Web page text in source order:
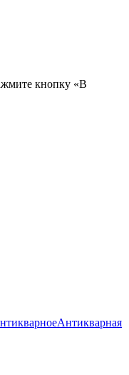
кнопку «В
Антикварная